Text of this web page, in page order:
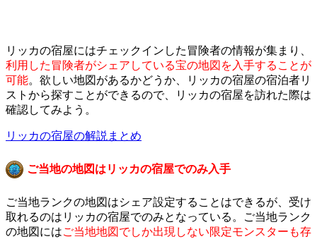
リッカの宿屋にはチェックインした冒険者の情報が集まり、
利用した冒険者がシェアしている宝の地図を入手することが
可能。欲しい地図があるかどうか、リッカの宿屋の宿泊者リ
ストから探すことができるので、リッカの宿屋を訪れた際は
確認してみよう。
リッカの宿屋の解説まとめ
ご当地の地図はリッカの宿屋でのみ入手
ご当地ランクの地図はシェア設定することはできるが、受け
取れるのはリッカの宿屋でのみとなっている。ご当地ランク
の地図にはご当地地図でしか出現しない限定モンスターも存